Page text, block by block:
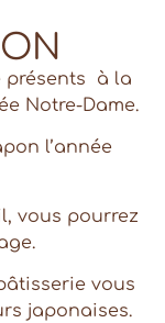
présents à la
Notre-Dame.
l’année
vous pourrez
vous
japonaises.